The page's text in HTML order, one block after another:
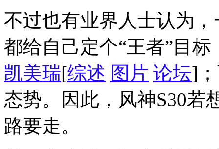
不过也有业界人士认为
都给自己定个“王者”目
凯美瑞[综述 图片 论坛]
态势。因此，风神S30若
路要走。